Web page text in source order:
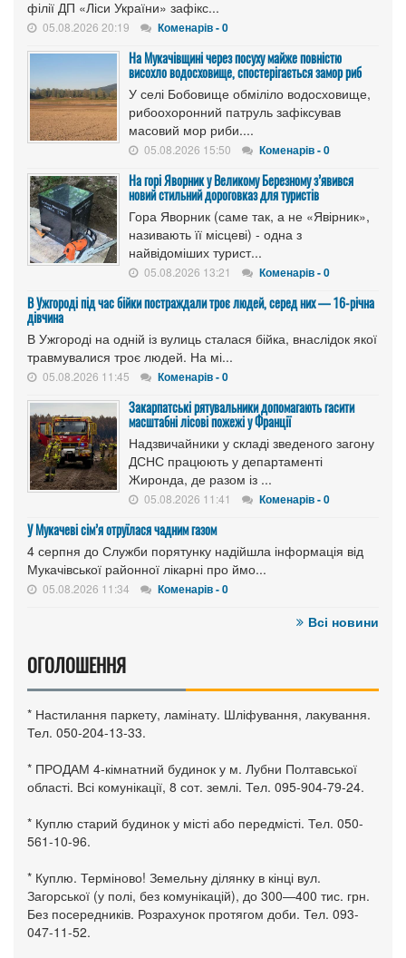
філії ДП «Ліси України» зафікс...
05.08.2026 20:19 Коменарів - 0
На Мукачівщині через посуху майже повністю
висохло водосховище, спостерігається замор риб
У селі Бобовище обміліло водосховище,
рибоохоронний патруль зафіксував
масовий мор риби....
05.08.2026 15:50 Коменарів - 0
На горі Яворник у Великому Березному з’явився
новий стильний дороговказ для туристів
Гора Яворник (саме так, а не «Явірник»,
називають її місцеві) - одна з
найвідоміших турист...
05.08.2026 13:21 Коменарів - 0
В Ужгороді під час бійки постраждали троє людей, серед них — 16-річна
дівчина
В Ужгороді на одній із вулиць сталася бійка, внаслідок якої
травмувалися троє людей. На мі...
05.08.2026 11:45 Коменарів - 0
Закарпатські рятувальники допомагають гасити
масштабні лісові пожежі у Франції
Надзвичайники у складі зведеного загону
ДСНС працюють у департаменті
Жиронда, де разом із ...
05.08.2026 11:41 Коменарів - 0
У Мукачеві сім’я отруїлася чадним газом
4 серпня до Служби порятунку надійшла інформація від
Мукачівської районної лікарні про ймо...
05.08.2026 11:34 Коменарів - 0
Всі новини
ОГОЛОШЕННЯ
* Настилання паркету, ламінату. Шліфування, лакування.
Тел. 050-204-13-33.
* ПРОДАМ 4-кімнатний будинок у м. Лубни Полтавської
області. Всі комунікації, 8 сот. землі. Тел. 095-904-79-24.
* Куплю старий будинок у місті або передмісті. Тел. 050-
561-10-96.
* Куплю. Терміново! Земельну ділянку в кінці вул.
Загорської (у полі, без комунікацій), до 300—400 тис. грн.
Без посередників. Розрахунок протягом доби. Тел. 093-
047-11-52.